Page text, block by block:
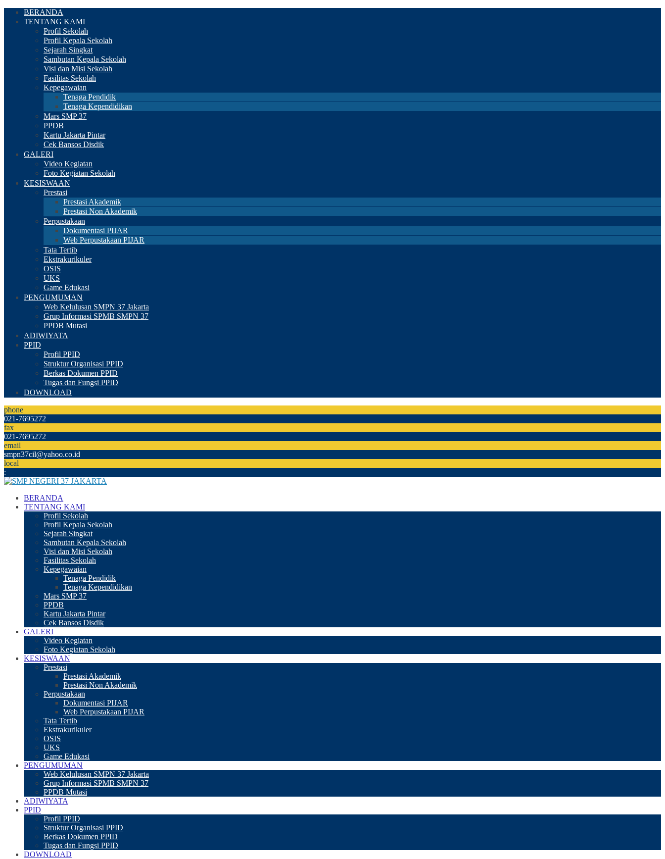
BERANDA
TENTANG KAMI
Profil Sekolah
Profil Kepala Sekolah
Sejarah Singkat
Sambutan Kepala Sekolah
Visi dan Misi Sekolah
Fasilitas Sekolah
Kepegawaian
Tenaga Pendidik
Tenaga Kependidikan
Mars SMP 37
PPDB
Kartu Jakarta Pintar
Cek Bansos Disdik
GALERI
Video Kegiatan
Foto Kegiatan Sekolah
KESISWAAN
Prestasi
Prestasi Akademik
Prestasi Non Akademik
Perpustakaan
Dokumentasi PIJAR
Web Perpustakaan PIJAR
Tata Tertib
Ekstrakurikuler
OSIS
UKS
Game Edukasi
PENGUMUMAN
Web Kelulusan SMPN 37 Jakarta
Grup Informasi SPMB SMPN 37
PPDB Mutasi
ADIWIYATA
PPID
Profil PPID
Struktur Organisasi PPID
Berkas Dokumen PPID
Tugas dan Fungsi PPID
DOWNLOAD
phone
021-7695272
fax
021-7695272
email
smpn37cil@yahoo.co.id
local
:
BERANDA
TENTANG KAMI
Profil Sekolah
Profil Kepala Sekolah
Sejarah Singkat
Sambutan Kepala Sekolah
Visi dan Misi Sekolah
Fasilitas Sekolah
Kepegawaian
Tenaga Pendidik
Tenaga Kependidikan
Mars SMP 37
PPDB
Kartu Jakarta Pintar
Cek Bansos Disdik
GALERI
Video Kegiatan
Foto Kegiatan Sekolah
KESISWAAN
Prestasi
Prestasi Akademik
Prestasi Non Akademik
Perpustakaan
Dokumentasi PIJAR
Web Perpustakaan PIJAR
Tata Tertib
Ekstrakurikuler
OSIS
UKS
Game Edukasi
PENGUMUMAN
Web Kelulusan SMPN 37 Jakarta
Grup Informasi SPMB SMPN 37
PPDB Mutasi
ADIWIYATA
PPID
Profil PPID
Struktur Organisasi PPID
Berkas Dokumen PPID
Tugas dan Fungsi PPID
DOWNLOAD